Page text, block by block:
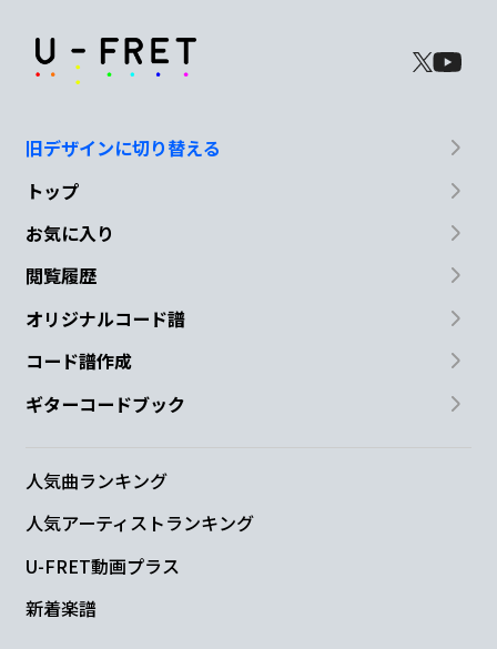
旧デザインに切り替える
トップ
お気に入り
閲覧履歴
オリジナルコード譜
コード譜作成
ギターコードブック
人気曲ランキング
人気アーティストランキング
U-FRET動画プラス
新着楽譜